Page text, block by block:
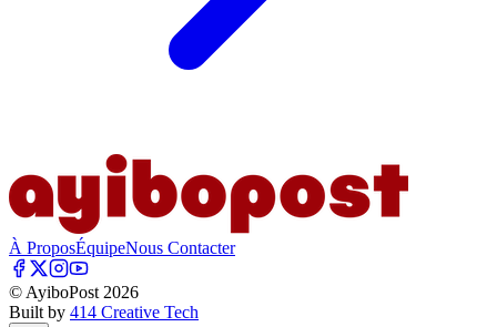
À ProposÉquipeNous Contacter
© AyiboPost 2026
Built by 414 Creative Tech